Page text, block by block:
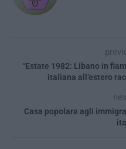
“Estate 1982: Libano in
italiana all’estero
Casa popolare agli